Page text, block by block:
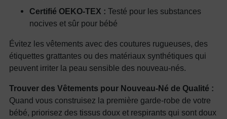
Certifié OEKO-TEX : Testé pour les substances
nocives et sûr pour bébé
Évitez les vêtements avec des coutures rugueuses, des
étiquettes grattantes ou des matériaux synthétiques qui
peuvent irriter la peau sensible des nouveau-nés.
Trouver des Vêtements pour Nouveau-Né de Qualité :
Quand vous construisez la première garde-robe de votre
bébé, priorisez des tissus doux et respirants qui sont doux